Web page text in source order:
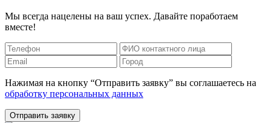
Мы всегда нацелены на ваш успех. Давайте поработаем
вместе!
Нажимая на кнопку “Отправить заявку” вы соглашаетесь на
обработку персональных данных
Отправить заявку